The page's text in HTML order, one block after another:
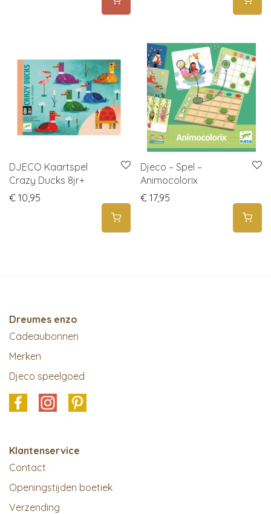
DJECO Kaartspel
Crazy Ducks 8jr+
€ 10,95
Djeco – Spel –
Animocolorix
€ 17,95
Dreumes enzo
Cadeaubonnen
Merken
Djeco speelgoed
Klantenservice
Contact
Openingstijden boetiek
Verzending